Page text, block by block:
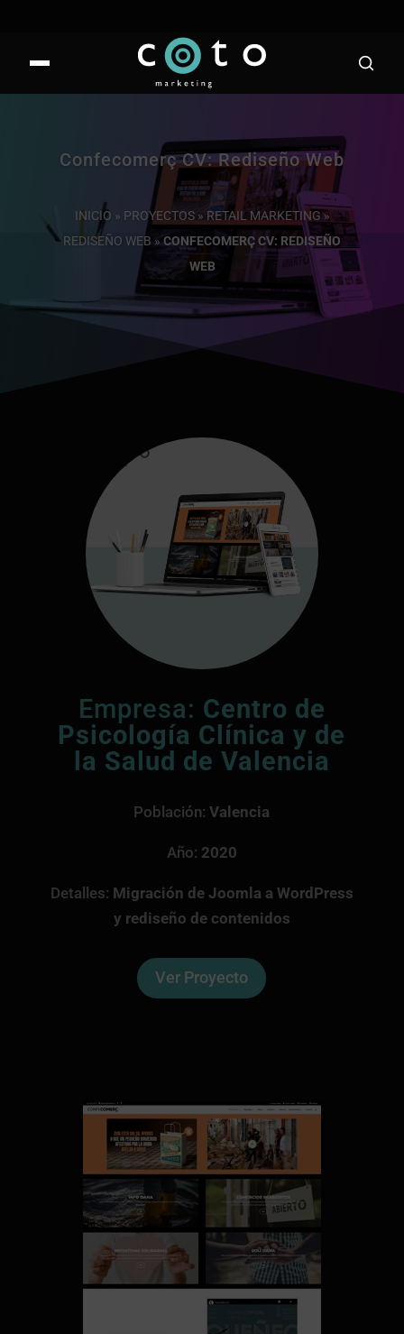
Confecomerç CV: Rediseño Web
INICIO » PROYECTOS»RETAIL MARKETING»
REDISEÑO WEB »CONFECOMERÇ CV: REDISEÑO
WEB
Empresa: Centro de
Psicología Clínica y de
la Salud de Valencia
Población:Valencia
Año: 2020
Detalles: Migración de Joomla a WordPress
y rediseño de contenidos
Ver Proyecto